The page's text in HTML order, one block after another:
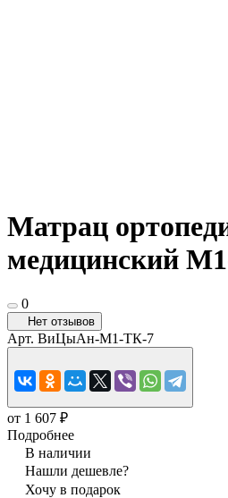
Матрац
медицинский
0
Нет отзывов
Арт. ВиЦыАн-М1-ТК-7
от 1 607 ₽
Подробнее
В наличии
Нашли дешевле?
Хочу в подарок